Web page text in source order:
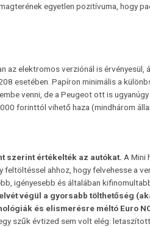
egyetlen pozitívuma, hogy
az elektromos verziónál is érvényesül,
esetében. Papíron minimális a
venni, de a Peugeot ott is
forinttól vihető haza (mindhárom
szerint értékelték az autókat. A Mini
feltöltéssel ahhoz, hogy felvehesse a
igényesebb és általában
végül a gyorsabb tölthetőség
és elismerésre méltó Euro
szűk évtized sem volt elég: